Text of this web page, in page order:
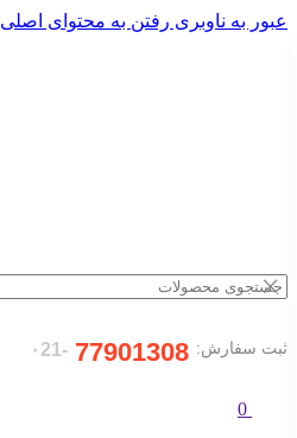
عبور به ناوبری رفتن به محتوای اصلی
ثبت سفارش: 77901308 -۰21
0